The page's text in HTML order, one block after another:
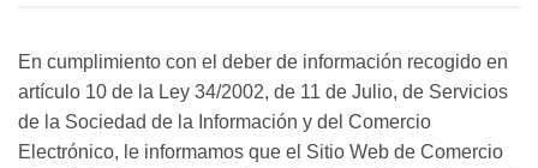
En cumplimiento con el deber de información recogido en
artículo 10 de la Ley 34/2002, de 11 de Julio, de Servicios
de la Sociedad de la Información y del Comercio
Electrónico, le informamos que el Sitio Web de Comercio